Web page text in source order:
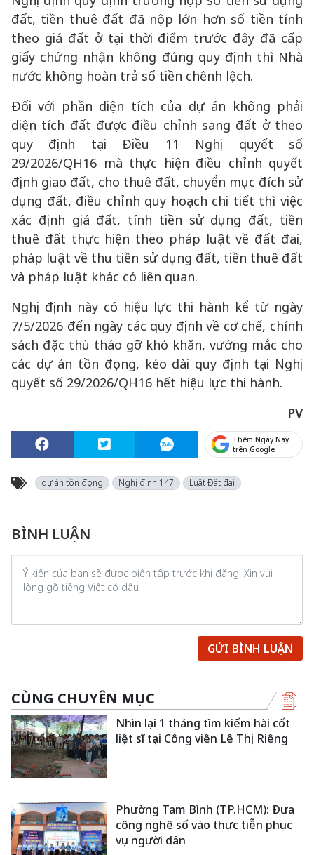
đất, tiền thuê đất đã nộp lớn hơn số tiền tính
theo giá đất ở tại thời điểm trước đây đã cấp
giấy chứng nhận không đúng quy định thì Nhà
nước không hoàn trả số tiền chênh lệch.
Đối với phần diện tích của dự án không phải
diện tích đất được điều chỉnh sang đất ở theo
quy định tại Điều 11 Nghị quyết số
29/2026/QH16 mà thực hiện điều chỉnh quyết
định giao đất, cho thuê đất, chuyển mục đích sử
dụng đất, điều chỉnh quy hoạch chi tiết thì việc
xác định giá đất, tính tiền sử dụng đất, tiền
thuê đất thực hiện theo pháp luật về đất đai,
pháp luật về thu tiền sử dụng đất, tiền thuê đất
và pháp luật khác có liên quan.
Nghị định này có hiệu lực thi hành kể từ ngày
7/5/2026 đến ngày các quy định về cơ chế, chính
sách đặc thù tháo gỡ khó khăn, vướng mắc cho
các dự án tồn đọng, kéo dài quy định tại Nghị
quyết số 29/2026/QH16 hết hiệu lực thi hành.
PV
Thêm Ngày Nay
trên Google
dự án tồn đọng Nghị định 147 Luật Đất đai
BÌNH LUẬN
GỬI BÌNH LUẬN
CÙNG CHUYÊN MỤC
Nhìn lại 1 tháng tìm kiếm hài cốt
liệt sĩ tại Công viên Lê Thị Riêng
Phường Tam Bình (TP.HCM): Đưa
công nghệ số vào thực tiễn phục
vụ người dân